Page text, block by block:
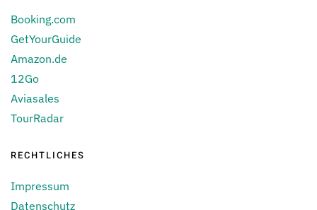
Booking.com
GetYourGuide
Amazon.de
12Go
Aviasales
TourRadar
RECHTLICHES
Impressum
Datenschutz